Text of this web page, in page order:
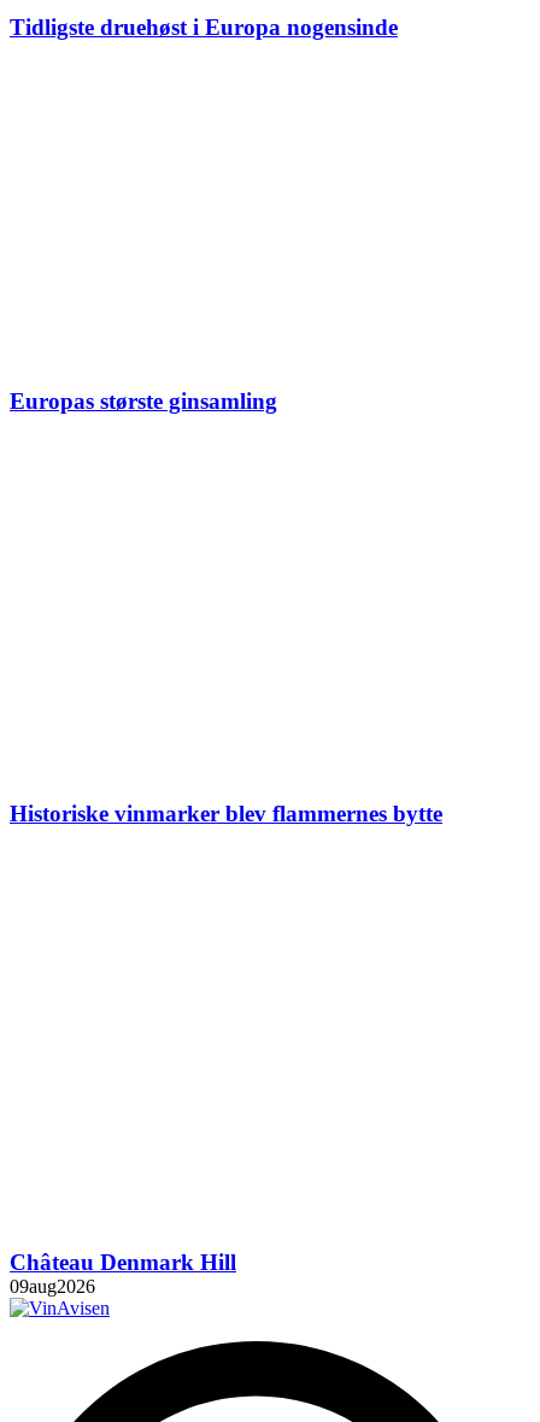
Tidligste druehøst i Europa nogensinde
Europas største ginsamling
Historiske vinmarker blev flammernes bytte
Château Denmark Hill
09aug2026